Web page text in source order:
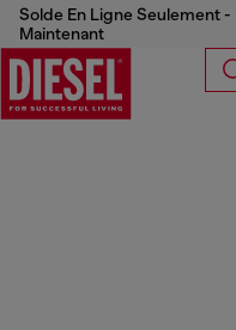
Solde En Ligne Seulement -
Maintenant